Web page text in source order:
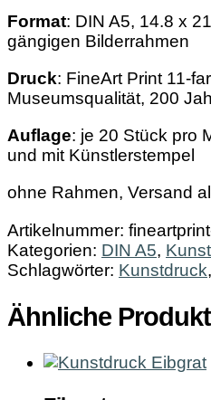
Format: DIN A5, 14.8 x
gängigen Bilderrahmen
Druck: FineArt Print 11-
Museumsqualität, 200
Auflage: je 20 Stück pro
und mit Künstlerstempel
ohne Rahmen, Versand
Artikelnummer:
Kategorien: DIN A5,
Schlagwörter: Kunstdruck,
Ähnliche